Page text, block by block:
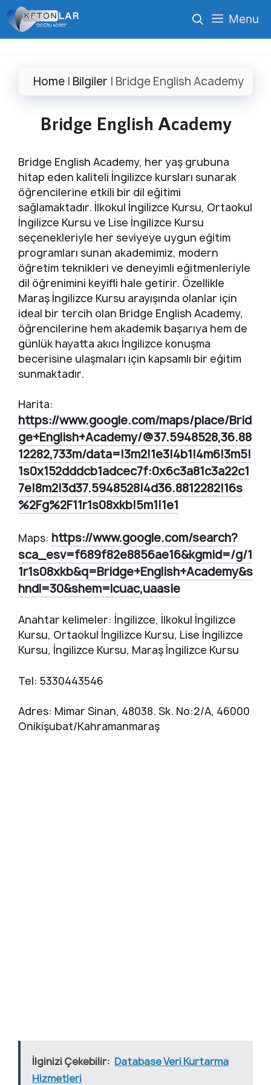
İçeriğe
atla
Menu
Home | Bilgiler | Bridge English Academy
Bridge English Academy
Bridge English Academy, her yaş grubuna
hitap eden kaliteli İngilizce kursları sunarak
öğrencilerine etkili bir dil eğitimi
sağlamaktadır. İlkokul İngilizce Kursu, Ortaokul
İngilizce Kursu ve Lise İngilizce Kursu
seçenekleriyle her seviyeye uygun eğitim
programları sunan akademimiz, modern
öğretim teknikleri ve deneyimli eğitmenleriyle
dil öğrenimini keyifli hale getirir. Özellikle
Maraş İngilizce Kursu arayışında olanlar için
ideal bir tercih olan Bridge English Academy,
öğrencilerine hem akademik başarıya hem de
günlük hayatta akıcı İngilizce konuşma
becerisine ulaşmaları için kapsamlı bir eğitim
sunmaktadır.
Harita:
https://www.google.com/maps/place/Brid
ge+English+Academy/@37.5948528,36.88
12282,733m/data=!3m2!1e3!4b1!4m6!3m5!
1s0x152dddcb1adcec7f:0x6c3a81c3a22c1
7e!8m2!3d37.5948528!4d36.8812282!16s
%2Fg%2F11r1s08xkb!5m1!1e1
Maps: https://www.google.com/search?
sca_esv=f689f82e8856ae16&kgmid=/g/1
1r1s08xkb&q=Bridge+English+Academy&s
hndl=30&shem=lcuac,uaasie
Anahtar kelimeler: İngilizce, İlkokul İngilizce
Kursu, Ortaokul İngilizce Kursu, Lise İngilizce
Kursu, İngilizce Kursu, Maraş İngilizce Kursu
Tel: 5330443546
Adres: Mimar Sinan, 48038. Sk. No:2/A, 46000
Onikişubat/Kahramanmaraş
İlginizi Çekebilir: Database Veri Kurtarma
Hizmetleri